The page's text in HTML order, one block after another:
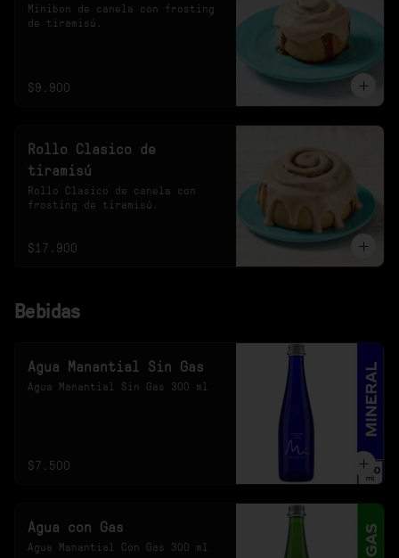
Minibon de canela con frosting
de tiramisú.
$9.900
Rollo Clasico de
tiramisú
Rollo Clasico de canela con
frosting de tiramisú.
$17.900
Bebidas
Agua Manantial Sin Gas
Agua Manantial Sin Gas 300 ml
$7.500
Agua con Gas
Agua Manantial Con Gas 300 ml